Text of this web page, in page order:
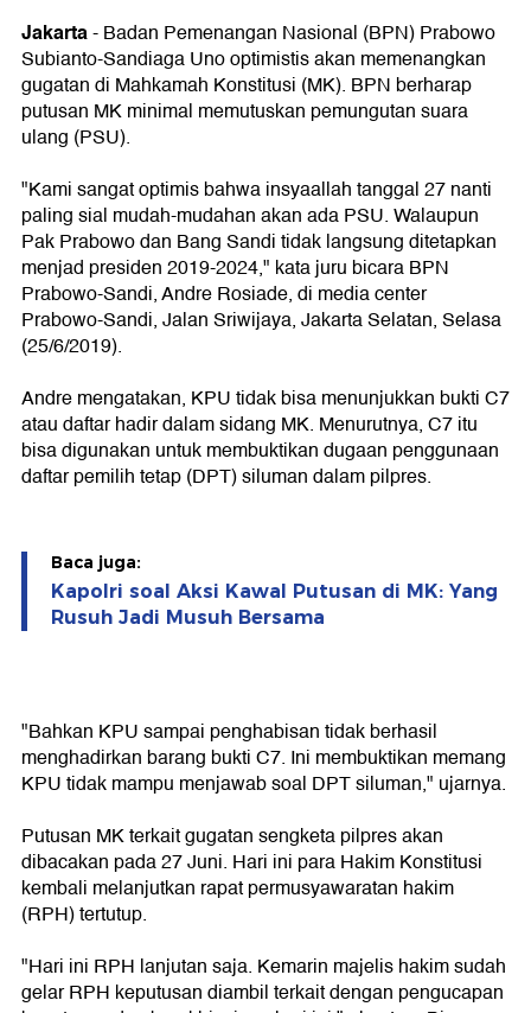
Jakarta-Badan Pemenangan Nasional (BPN) Prabowo
Subianto-Sandiaga Uno optimistis akan memenangkan
gugatan di Mahkamah Konstitusi (MK). BPN berharap
putusan MK minimal memutuskan pemungutan suara
ulang (PSU).
"Kami sangat optimis bahwa insyaallah tanggal 27 nanti
paling sial mudah-mudahan akan ada PSU. Walaupun
Pak Prabowo dan Bang Sandi tidak langsung ditetapkan
menjad presiden 2019-2024," kata juru bicara BPN
Prabowo-Sandi, Andre Rosiade, di media center
Prabowo-Sandi, Jalan Sriwijaya, Jakarta Selatan, Selasa
(25/6/2019).
Andre mengatakan, KPU tidak bisa menunjukkan bukti C7
atau daftar hadir dalam sidang MK. Menurutnya, C7 itu
bisa digunakan untuk membuktikan dugaan penggunaan
daftar pemilih tetap (DPT) siluman dalam pilpres.
Baca juga:
Kapolri soal Aksi Kawal Putusan di MK: Yang
Rusuh Jadi Musuh Bersama
"Bahkan KPU sampai penghabisan tidak berhasil
menghadirkan barang bukti C7. Ini membuktikan memang
KPU tidak mampu menjawab soal DPT siluman," ujarnya.
Putusan MK terkait gugatan sengketa pilpres akan
dibacakan pada 27 Juni. Hari ini para Hakim Konstitusi
kembali melanjutkan rapat permusyawaratan hakim
(RPH) tertutup.
"Hari ini RPH lanjutan saja. Kemarin majelis hakim sudah
gelar RPH keputusan diambil terkait dengan pengucapan